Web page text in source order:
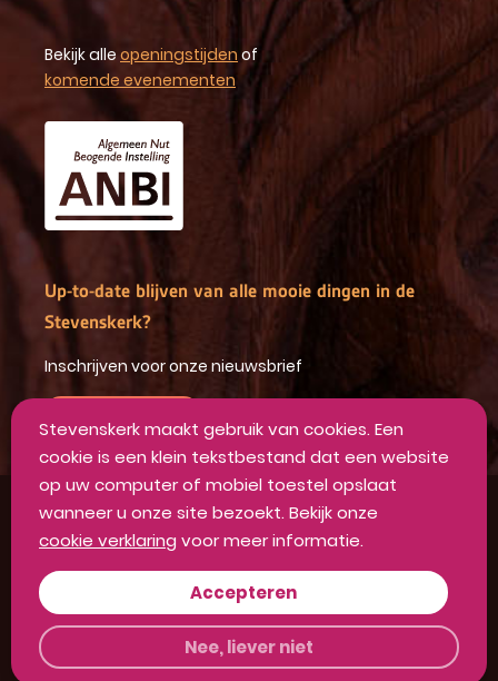
Bekijk alle openingstijden of
komende evenementen
Up-to-date blijven van alle mooie dingen in de
Stevenskerk?
Inschrijven voor onze nieuwsbrief
Algemene voorwaarden
Privacyverklaring
Disclaimer
Colofon
Alle rechten voorbehouden Stevenskerk 2026 UX
Stevenskerk maakt gebruik van cookies. Een
cookie is een klein tekstbestand dat een website
op uw computer of mobiel toestel opslaat
wanneer u onze site bezoekt. Bekijk onze
cookie verklaring voor meer informatie.
Accepteren
Nee, liever niet